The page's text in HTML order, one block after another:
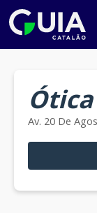
Av. 20 De